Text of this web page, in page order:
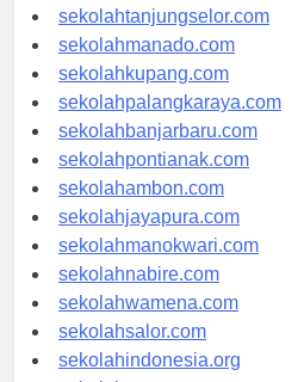
sekolahgorontalo.com
sekolahtanjungselor.com
sekolahmanado.com
sekolahkupang.com
sekolahpalangkaraya.com
sekolahbanjarbaru.com
sekolahpontianak.com
sekolahambon.com
sekolahjayapura.com
sekolahmanokwari.com
sekolahnabire.com
sekolahwamena.com
sekolahsalor.com